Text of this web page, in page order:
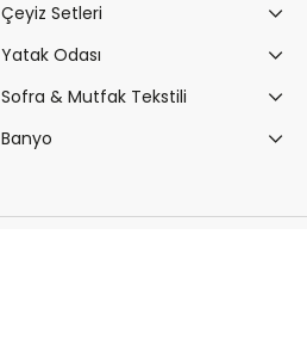
Çeyiz Setleri
Yatak Odası
Sofra & Mutfak Tekstili
Banyo